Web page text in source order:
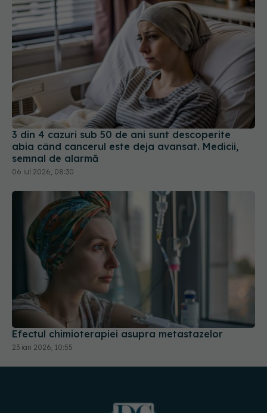
3 din 4 cazuri sub 50 de ani sunt descoperite
abia când cancerul este deja avansat. Medicii,
semnal de alarmă
06 iul 2026, 08:30
Efectul chimioterapiei asupra metastazelor
23 ian 2026, 10:55